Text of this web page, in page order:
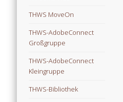
THWS MoveOn
THWS-AdobeConnect
Großgruppe
THWS-AdobeConnect
Kleingruppe
THWS-Bibliothek